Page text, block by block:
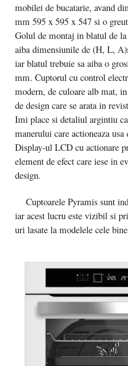
mobilei de bucatarie, avand
mm 595 x 595 x 547 si o
Golul de montaj in blatul de la
aiba dimensiunile de (H, L,
iar blatul trebuie sa aiba o
mm. Cuptorul cu control
modern, de culoare alb mat,
de design care se arata in
Imi place si detaliul argintiu
manerului care actioneaza
Display-ul LCD cu actionare
element de efect care iese in
design.
Cuptoarele Pyramis sunt
iar acest lucru este vizibil si
uri lasate la modelele cele